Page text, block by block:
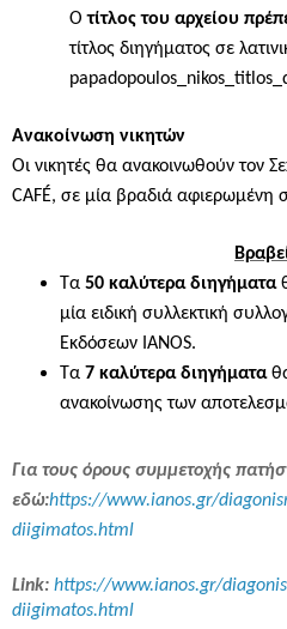
Οτίτλος του αρχείου
τίτλος διηγήματος σε
papadopoulos nikos titlos
Ανακοίνωση νικητών
Οι νικητές θα ανακοινωθούν τον
CAFÉ, σε μία βραδιά αφιερωμένη
Τα 50 καλύτερα διηγήματα
μία ειδική συλλεκτική
Εκδόσεων IANOS.
Τα 7 καλύτερα διηγήματα
ανακοίνωσης των
Για τους όρους συμμετοχής
εδώ:https://www.ianos.gr/
diigimatos.html
Link: https://www.ianos.gr/
diigimatos.html